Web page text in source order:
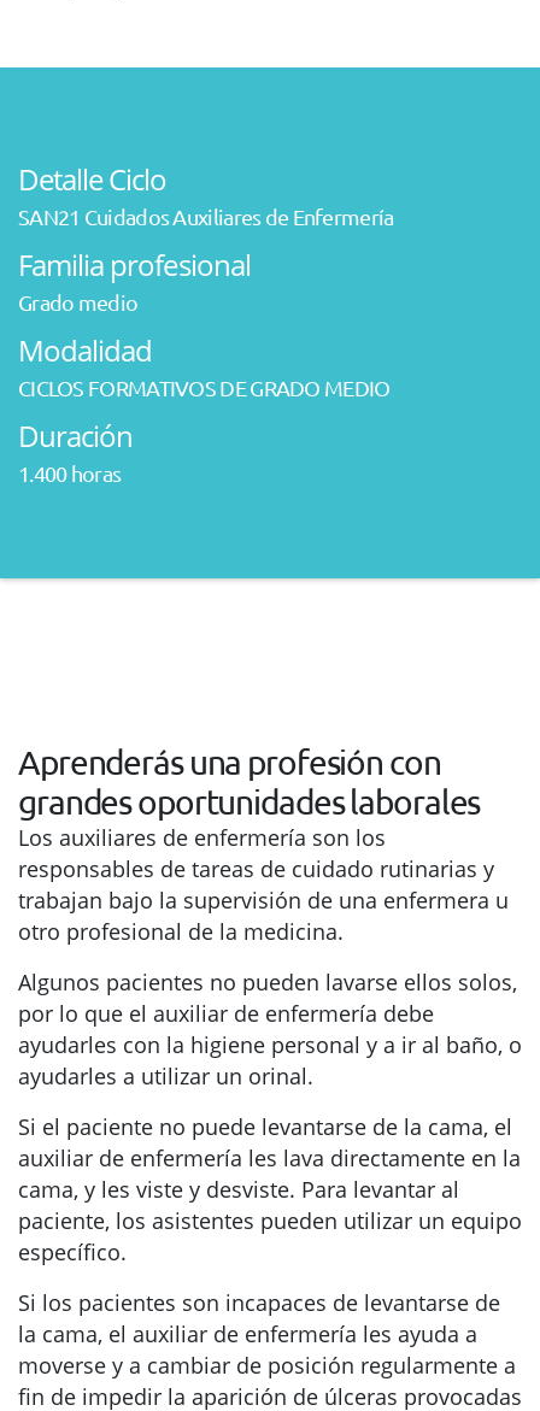
Detalle Ciclo
SAN21 Cuidados Auxiliares de Enfermería
Familia profesional
Grado medio
Modalidad
CICLOS FORMATIVOS DE GRADO MEDIO
Duración
1.400 horas
Aprenderás una profesión con
grandes oportunidades laborales
Los auxiliares de enfermería son los
responsables de tareas de cuidado rutinarias y
trabajan bajo la supervisión de una enfermera u
otro profesional de la medicina.
Algunos pacientes no pueden lavarse ellos solos,
por lo que el auxiliar de enfermería debe
ayudarles con la higiene personal y a ir al baño, o
ayudarles a utilizar un orinal.
Si el paciente no puede levantarse de la cama, el
auxiliar de enfermería les lava directamente en la
cama, y les viste y desviste. Para levantar al
paciente, los asistentes pueden utilizar un equipo
específico.
Si los pacientes son incapaces de levantarse de
la cama, el auxiliar de enfermería les ayuda a
moverse y a cambiar de posición regularmente a
fin de impedir la aparición de úlceras provocadas